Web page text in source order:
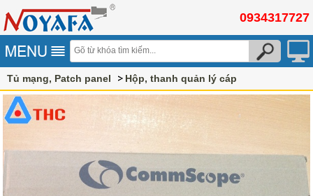
0934317727
Tủ mạng, Patch panel Hộp, thanh quản lý cáp